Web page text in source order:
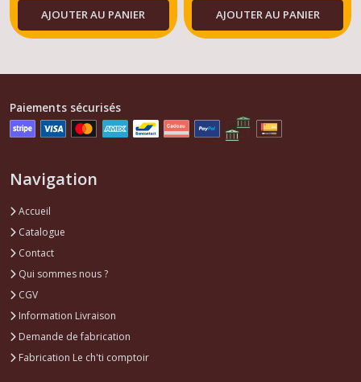
AJOUTER AU PANIER AJOUTER AU PANIER
Paiements sécurisés
Navigation
Accueil
Catalogue
Contact
Qui sommes nous ?
CGV
Information Livraison
Demande de fabrication
Fabrication Le ch'ti comptoir